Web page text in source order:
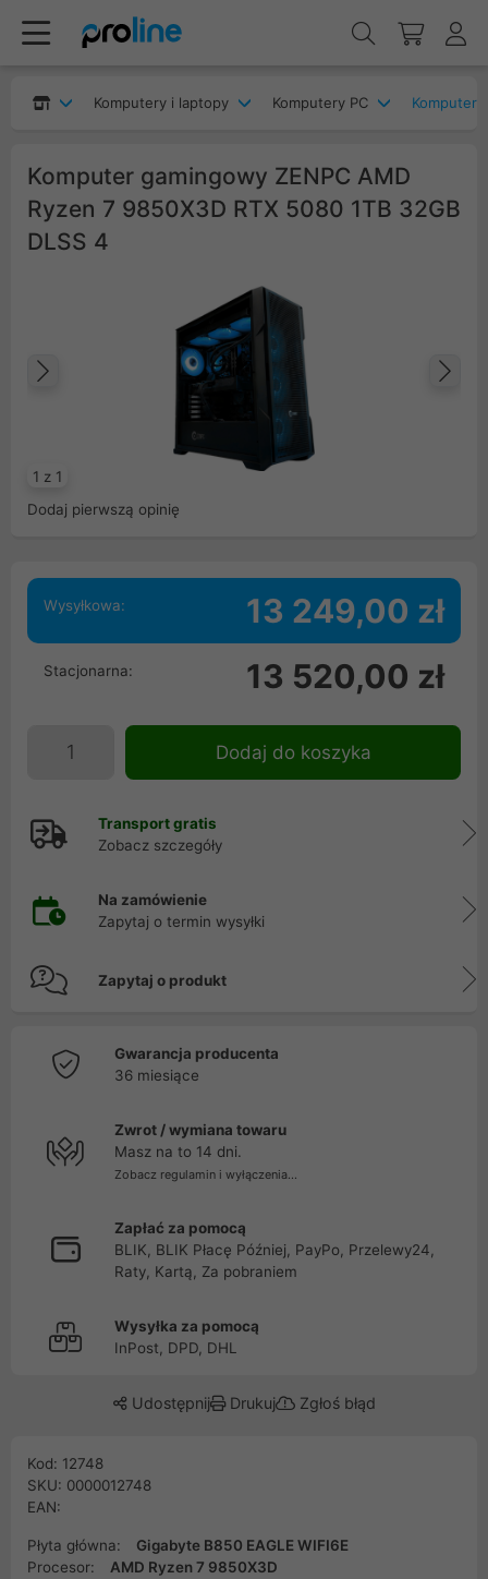
Komputery i laptopy Komputery PC
Komputer gamingowy ZENPC AMD
Ryzen 7 9850X3D RTX 5080 1TB 32GB
DLSS 4
1 z 1
Poprzedni
Dodaj pierwszą opinię
Wysyłkowa: 13 249,00 zł
Stacjonarna: 13 520,00 zł
Dodaj do koszyka
Transport gratis
Zobacz szczegóły
Na zamówienie
Zapytaj o termin wysyłki
Zapytaj o produkt
Gwarancja producenta
36 miesiące
Zwrot / wymiana towaru
Masz na to 14 dni.
Zobacz regulamin i wyłączenia...
Zapłać za pomocą
BLIK, BLIK Płacę Później, PayPo, Przelewy24,
Raty, Kartą, Za pobraniem
Wysyłka za pomocą
InPost, DPD, DHL
Udostępnij Drukuj Zgłoś błąd
Kod: 12748
SKU: 0000012748
EAN:
Płyta główna:
Gigabyte B850 EAGLE WIFI6E
Procesor:
AMD Ryzen 7 9850X3D